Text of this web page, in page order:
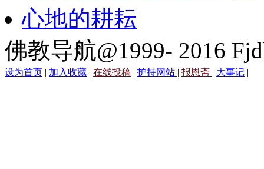
心地的耕耘
佛教导航@1999- 2016
设为首页 | 加入收藏 | 在线投稿 | 护持网站 | 报恩斋 | 大事记 |